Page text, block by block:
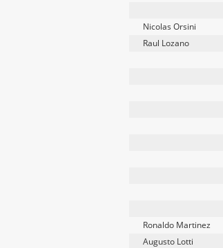
Nicolas Orsini
Raul Lozano
Ronaldo Martinez
Augusto Lotti